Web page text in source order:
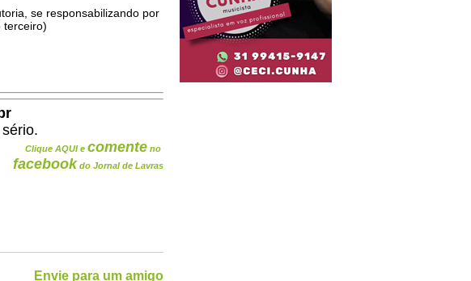
se responsabilizando por
terceiro)
Clique AQUI e comente no
facebook do Jornal de Lavras
Envie para um amigo